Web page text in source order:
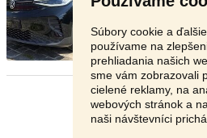
Súbory cookie a
používame na
prehliadania našich
sme vám zobrazovali
cielené reklamy, na
webových stránok a
naši návštevníci
📞 VOLAŤ NA
Nitra - 949 01
25 290 €
Stránka: 1 2 3